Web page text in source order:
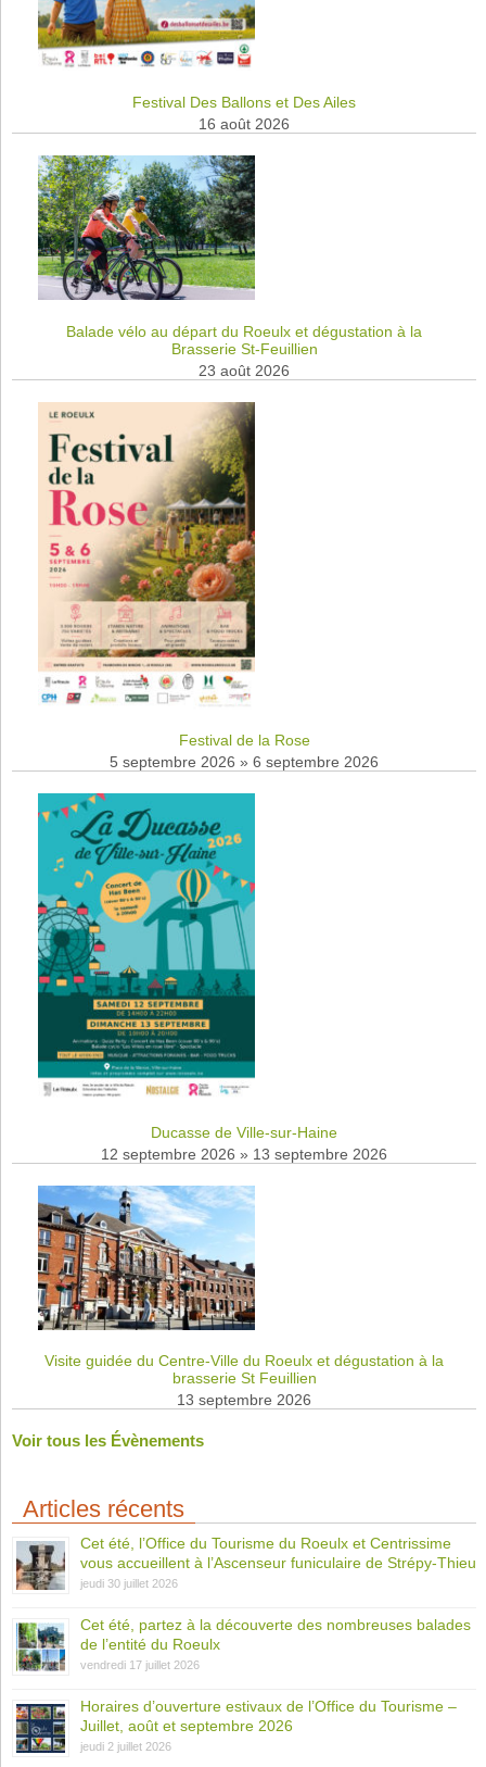
Festival Des Ballons et Des Ailes
16 août 2026
Balade vélo au départ du Roeulx et dégustation à la
Brasserie St-Feuillien
23 août 2026
Festival de la Rose
5 septembre 2026 » 6 septembre 2026
Ducasse de Ville-sur-Haine
12 septembre 2026 » 13 septembre 2026
Visite guidée du Centre-Ville du Roeulx et dégustation à la
brasserie St Feuillien
13 septembre 2026
Voir tous les Évènements
Articles récents
Cet été, l’Office du Tourisme du Roeulx et Centrissime
vous accueillent à l’Ascenseur funiculaire de Strépy-Thieu
jeudi 30 juillet 2026
Cet été, partez à la découverte des nombreuses balades
de l’entité du Roeulx
vendredi 17 juillet 2026
Horaires d’ouverture estivaux de l’Office du Tourisme –
Juillet, août et septembre 2026
jeudi 2 juillet 2026